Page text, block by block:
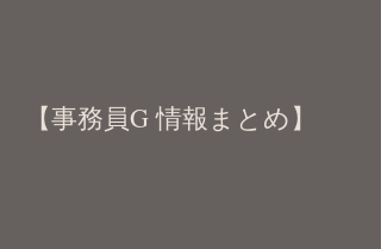
【事務員G 情報まとめ】